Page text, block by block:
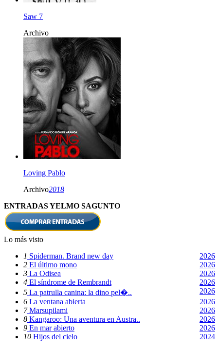
Saw 7
Archivo
Loving Pablo
Archivo2018
ENTRADAS YELMO SAGUNTO
Lo más visto
1 Spiderman. Brand new day
2026
2 El último mono
2026
3 La Odisea
2026
4 El síndrome de Rembrandt
2026
5 La patrulla canina: la dino pel�..
2026
6 La ventana abierta
2026
7Marsupilami
2026
8 Kangaroo: Una aventura en Austra..
2026
9 En mar abierto
2026
10 Hijos del cielo
2024